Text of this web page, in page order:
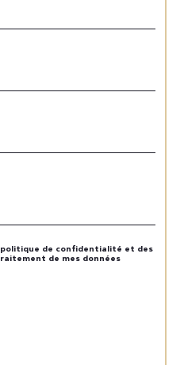
de confidentialité et des
de mes données